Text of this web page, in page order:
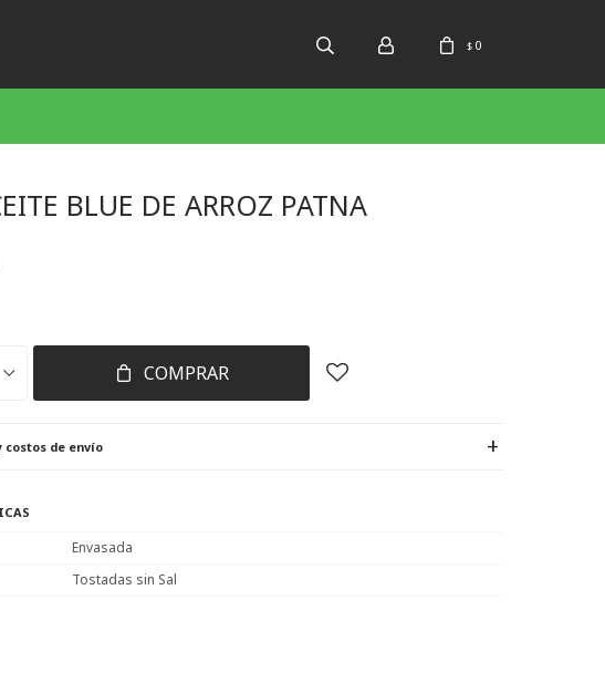
$ 0
BLUE DE ARROZ PATNA
COMPRAR
costos de envío
Envasada
Tostadas sin Sal